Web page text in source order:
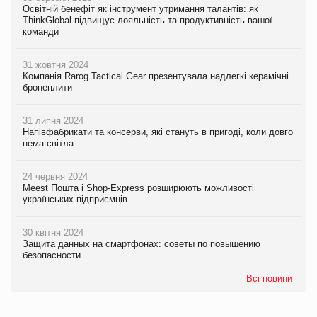
Освітній бенефіт як інструмент утримання талантів: як
ThinkGlobal підвищує лояльність та продуктивність вашої
команди
31 жовтня 2024
Компанія Rarog Tactical Gear презентувала надлегкі керамічні
бронеплити
31 липня 2024
Напівфабрикати та консерви, які стануть в пригоді, коли довго
нема світла
24 червня 2024
Meest Пошта і Shop-Express розширюють можливості
українських підприємців
30 квітня 2024
Защита данных на смартфонах: советы по повышению
безопасности
Всі новини